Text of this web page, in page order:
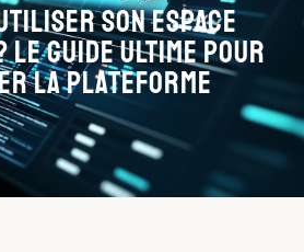
son espace
guide ultime pour
la plateforme